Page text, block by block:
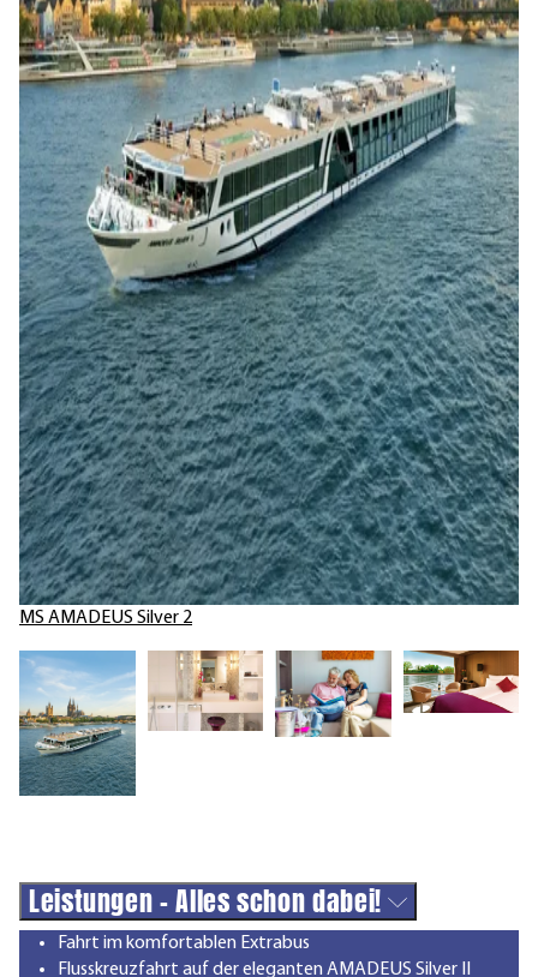
MS AMADEUS Silver 2
Leistungen - Alles schon dabei!
Fahrt im komfortablen Extrabus
Flusskreuzfahrt auf der eleganten AMADEUS Silver II